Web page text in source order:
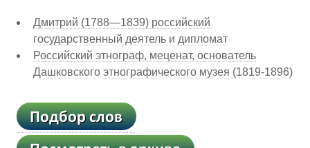
Дмитрий (1788—1839) российский
государственный деятель и дипломат
Российский этнограф, меценат, основатель
Дашковского этнографического музея (1819-1896)